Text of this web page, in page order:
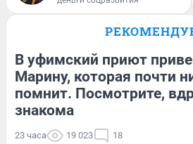
В уфимский приют
Марину, которая почти
помнит. Посмотрите,
знакома
23 часа 19 023 18